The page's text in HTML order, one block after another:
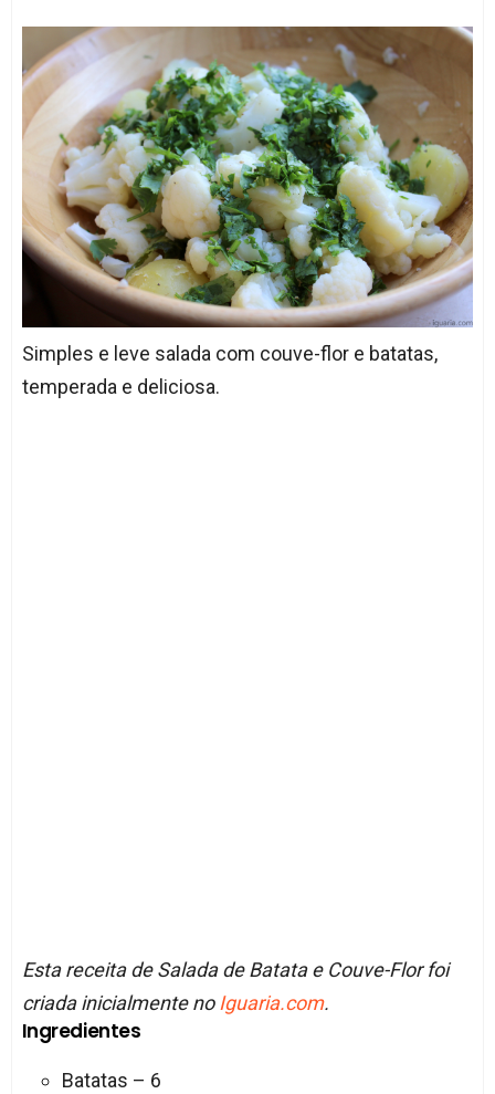
Simples e leve salada com couve-flor e batatas,
temperada e deliciosa.
Esta receita de Salada de Batata e Couve-Flor foi
criada inicialmente noIguaria.com.
Ingredientes
Batatas – 6